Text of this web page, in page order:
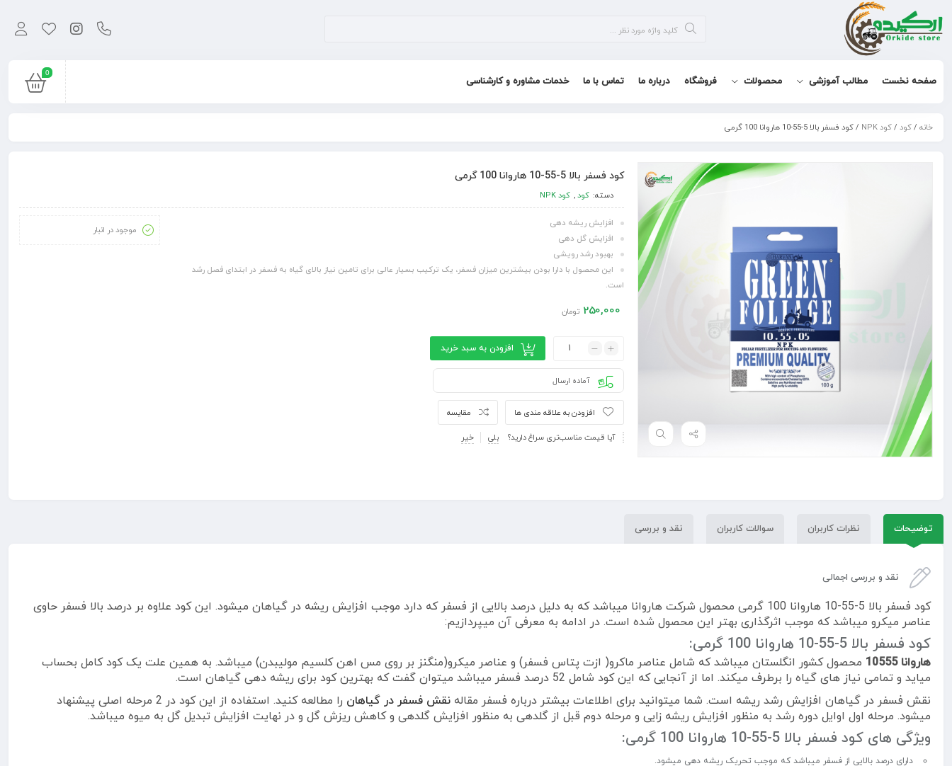
0
صفحه نخست مطالب آموزشی محصولات فروشگاه درباره ما تماس با ما خدمات مشاوره و کارشناسی
خانه /کود /کود NPK / کود فسفر بالا 5-55-10 هاروانا 100 گرمی
کود فسفر بالا 5-55-10 هاروانا 100 گرمی
دسته: کود, کود NPK
افزایشریشه دهی
افزایش گل دهی
بهبود رشد رویشی
این محصول با دارا بودن بیشترین میزان فسفر، یک ترکیب بسیار عالی برای تامین نیاز بالای گیاه به فسفر در ابتدای فصل رشد
است.
250,000 تومان
افزودن به سبد خرید
آماده ارسال
مقایسه افزودن به علاقه مندی ها
آیا قیمت مناسب‌تری سراغ دارید؟ بلی خیر
موجود در انبار
توضیحات نظرات کاربران سوالات کاربران نقد و بررسی
نقد و بررسی اجمالی
کود فسفر بالا 5-55-10 هاروانا 100 گرمی محصول شرکت هاروانا میباشد که به دلیل درصد بالایی از فسفر که دارد موجب افزایش ریشه در گیاهان میشود. این کود علاوه بر درصد بالا فسفر حاوی
عناصر میکرو میباشد که موجب اثرگذاری بهتر این محصول شده است. در ادامه به معرفی آن میپردازیم:
کود فسفر بالا 5-55-10 هاروانا 100 گرمی:
هاروانا 10555
محصول کشور انگلستان میباشد که شامل عناصر ماکرو( ازت پتاس فسفر) و عناصر میکرو(منگنز بر روی مس اهن کلسیم مولیبدن) میباشد. به همین علت یک کود کامل بحساب
میاید و تمامی نیاز های گیاه را برطرف میکند. اما از آنجایی که این کود شامل 52 درصد فسفر میباشد میتوان گفت که بهترین کود برای ریشه دهی گیاهان است.
نقش فسفر در گیاهان افزایش رشد ریشه است. شما میتوانید برای اطلاعات بیشتر درباره فسفر مقاله نقش فسفر در گیاهان
را مطالعه کنید. استفاده از این کود در 2 مرحله اصلی پیشنهاد
میشود. مرحله اول اوایل دوره رشد به منظور افزایش ریشه زایی و مرحله دوم قبل از گلدهی به منظور افزایش گلدهی و کاهش ریزش گل و در نهایت افزایش تبدیل گل به میوه میباشد.
ویژگی های کود فسفر بالا 5-55-10 هاروانا 100 گرمی:
دارای درصد بالایی از فسفر میباشد که موجب تحریک ریشه دهی میشود.